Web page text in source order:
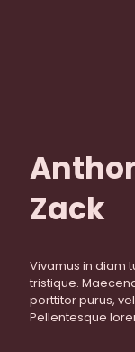
Zack
Vivamus in diam
tristique.
porttitor purus,
Pellentesque